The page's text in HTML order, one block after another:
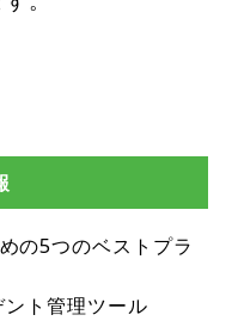
の5つのベストプラ
ト管理ツール